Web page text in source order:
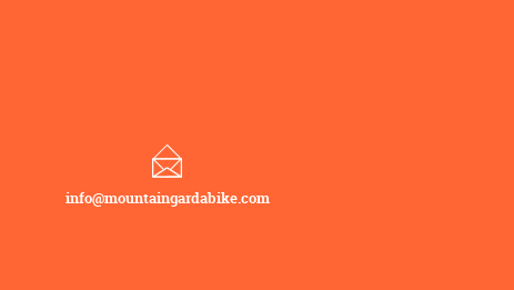
info@mountaingardabike.com